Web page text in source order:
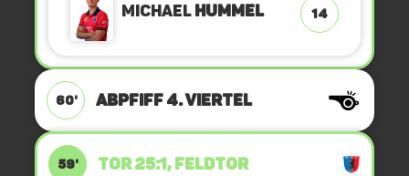
MichaelHummel 14
60' ABPFIFF 4. Viertel
59' TOR 25:1, FELDTOR